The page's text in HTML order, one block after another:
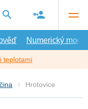
Numerický model
teplotami
Hrotovice